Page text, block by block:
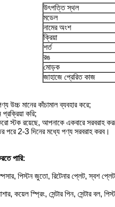
উৎপত্তি স্থল
মডেল
নামের অংশ
ক্রিয়া
শর্ত
রঙ
মোড়ক
জাহাজে প্রেরিত কাজ
মানের কাঁচামাল ব্যবহার করে;
করি;
স্টক রয়েছে, আপনাকে একবারে সরবরাহ
পরে 2-3 দিনের মধ্যে পণ্য সরবরাহ করব।
পারি:
পিস্টন জুতো, রিটেনার প্লেট, স্বশ
কয়েল স্প্রিং, সেন্টার পিন, সেন্টার বল,